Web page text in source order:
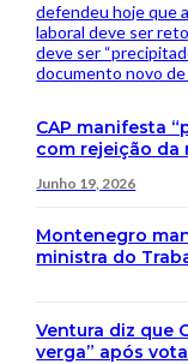
defendeu hoje que
laboral deve ser
deve ser
documento novo de
CAP manifesta
com rejeição da
Junho 19, 2026
Montenegro
ministra do
Ventura diz que
verga” após